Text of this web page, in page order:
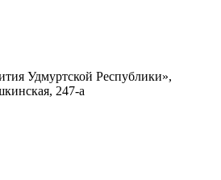
Удмуртской Республики»,
247-а